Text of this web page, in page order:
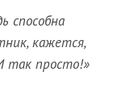
способна
кажется,
так просто!»